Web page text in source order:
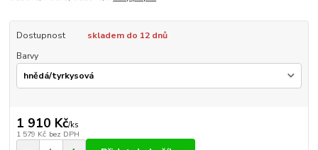
Dostupnost
skladem do 12 dnů
Barvy
1 910 Kč/ks
1 579 Kč bez DPH